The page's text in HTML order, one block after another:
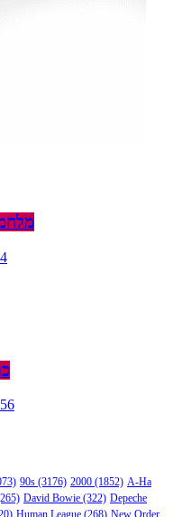
4
90s (3176) 2000 (1852) A-Ha
David Bowie (322) Depeche